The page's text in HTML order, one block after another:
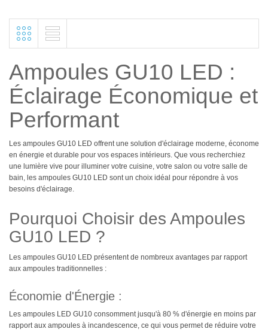
Ampoules GU10 LED :
Éclairage Économique et
Performant
Les ampoules GU10 LED offrent une solution d'éclairage moderne, économe
en énergie et durable pour vos espaces intérieurs. Que vous recherchiez
une lumière vive pour illuminer votre cuisine, votre salon ou votre salle de
bain, les ampoules GU10 LED sont un choix idéal pour répondre à vos
besoins d'éclairage.
Pourquoi Choisir des Ampoules
GU10 LED ?
Les ampoules GU10 LED présentent de nombreux avantages par rapport
aux ampoules traditionnelles :
Économie d'Énergie :
Les ampoules LED GU10 consomment jusqu'à 80 % d'énergie en moins par
rapport aux ampoules à incandescence, ce qui vous permet de réduire votre